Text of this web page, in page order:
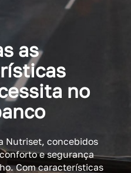
as
no
Nutriset, concebidos
e segurança
Com características